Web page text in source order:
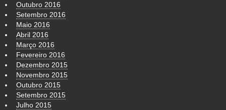
Outubro 2016
Setembro 2016
Maio 2016
Abril 2016
Março 2016
Fevereiro 2016
Dezembro 2015
Novembro 2015
Outubro 2015
Setembro 2015
Julho 2015